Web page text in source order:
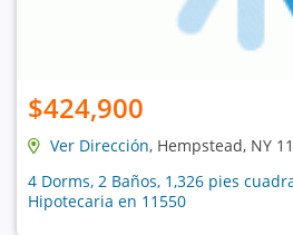
$424,900
Ver Dirección, Hempstead, NY
4 Dorms, 2 Baños, 1,326 pies
Hipotecaria en 11550